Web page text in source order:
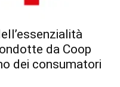
da Coop
dei consumatori